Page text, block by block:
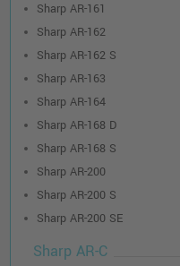
Sharp AR-161
Sharp AR-162
Sharp AR-162 S
Sharp AR-163
Sharp AR-164
Sharp AR-168 D
Sharp AR-168 S
Sharp AR-200
Sharp AR-200 S
Sharp AR-200 SE
Sharp AR-C